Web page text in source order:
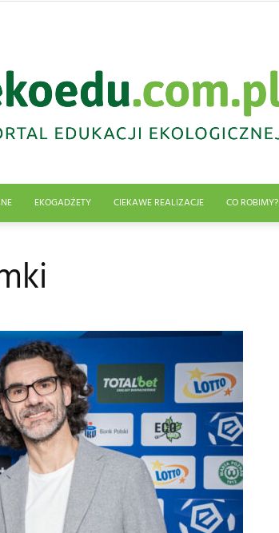
ekologiczna
Abrys
EKOGADŻETY CIEKAWE REALIZACJE CO ROBIMY?